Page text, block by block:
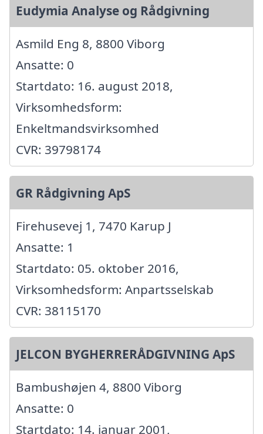
Eudymia Analyse og Rådgivning
Asmild Eng 8, 8800 Viborg
Ansatte: 0
Startdato: 16. august 2018,
Virksomhedsform:
Enkeltmandsvirksomhed
CVR: 39798174
GR Rådgivning ApS
Firehusevej 1, 7470 Karup J
Ansatte: 1
Startdato: 05. oktober 2016,
Virksomhedsform: Anpartsselskab
CVR: 38115170
JELCON BYGHERRERÅDGIVNING ApS
Bambushøjen 4, 8800 Viborg
Ansatte: 0
Startdato: 14. januar 2001,